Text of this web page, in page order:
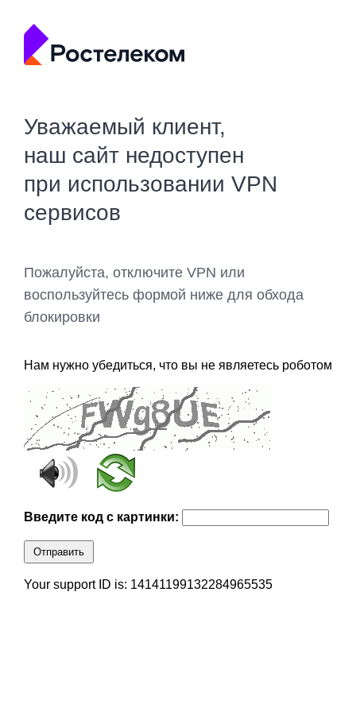
Уважаемый клиент,
наш сайт недоступен
при использовании VPN
сервисов
Пожалуйста, отключите VPN или
воспользуйтесь формой ниже для обхода
блокировки
Нам нужно убедиться, что вы не являетесь роботом
Введите код с картинки:
Отправить
Your support ID is: 14141199132284965535